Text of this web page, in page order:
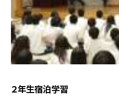
２年生宿泊学習